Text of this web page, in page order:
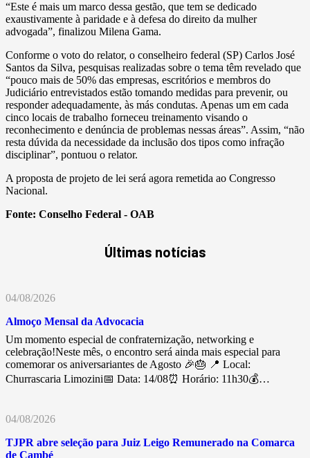
“Este é mais um marco dessa gestão, que tem se dedicado
exaustivamente à paridade e à defesa do direito da mulher
advogada”, finalizou Milena Gama.
Conforme o voto do relator, o conselheiro federal (SP) Carlos José
Santos da Silva, pesquisas realizadas sobre o tema têm revelado que
“pouco mais de 50% das empresas, escritórios e membros do
Judiciário entrevistados estão tomando medidas para prevenir, ou
responder adequadamente, às más condutas. Apenas um em cada
cinco locais de trabalho forneceu treinamento visando o
reconhecimento e denúncia de problemas nessas áreas”. Assim, “não
resta dúvida da necessidade da inclusão dos tipos como infração
disciplinar”, pontuou o relator.
A proposta de projeto de lei será agora remetida ao Congresso
Nacional.
Fonte: Conselho Federal - OAB
Últimas notícias
04/08/2026
Almoço Mensal da Advocacia
Um momento especial de confraternização, networking e
celebração!Neste mês, o encontro será ainda mais especial para
comemorar os aniversariantes de Agosto 🎉🎂 📍 Local:
Churrascaria Limozini📅 Data: 14/08⏰ Horário: 11h30💰…
04/08/2026
TJPR abre seleção para Juiz Leigo Remunerado na Comarca
de Cambé